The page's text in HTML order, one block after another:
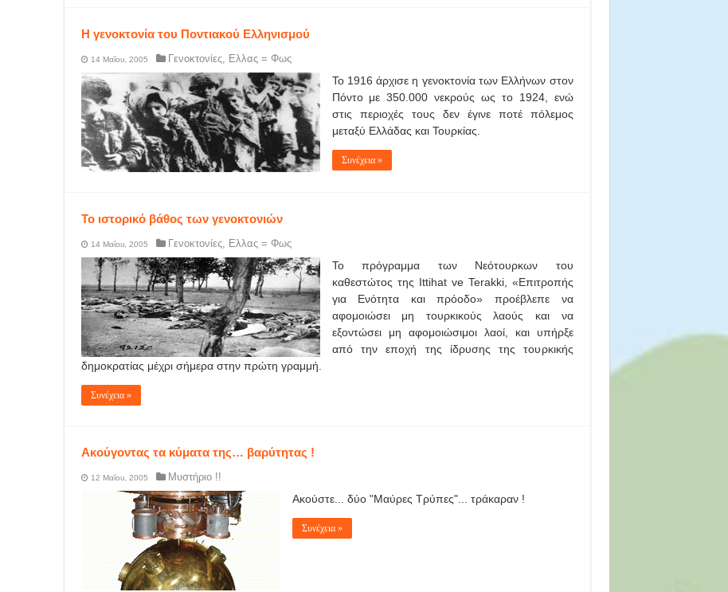
Η γενοκτονία του Ποντιακού Ελληνισμού
14 Μαΐου, 2005 Γενοκτονίες, Ελλας = Φως
Το 1916 άρχισε η γενοκτονία των Ελλήνων στον
Πόντο με 350.000 νεκρούς ως το 1924, ενώ
στις περιοχές τους δεν έγινε ποτέ πόλεμος
μεταξύ Ελλάδας και Τουρκίας.
Συνέχεια »
Το ιστορικό βάθος των γενοκτονιών
14 Μαΐου, 2005 Γενοκτονίες, Ελλας = Φως
Το πρόγραμμα των Νεότουρκων του
καθεστώτος της Ittihat ve Terakki, «Επιτροπής
για Ενότητα και πρόοδο» προέβλεπε να
αφομοιώσει μη τουρκικούς λαούς και να
εξοντώσει μη αφομοιώσιμοι λαοί, και υπήρξε
από την εποχή της ίδρυσης της τουρκικής
δημοκρατίας μέχρι σήμερα στην πρώτη γραμμή.
Συνέχεια »
Ακούγοντας τα κύματα της… βαρύτητας !
12 Μαΐου, 2005 Μυστήριο !!
Ακούστε... δύο "Μαύρες Τρύπες"... τράκαραν !
Συνέχεια »